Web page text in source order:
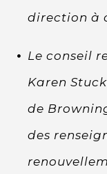
direction à
Le conseil
Karen
de
des